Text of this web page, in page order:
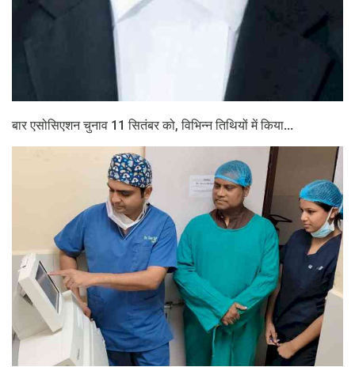
बार एसोसिएशन चुनाव 11 सितंबर को, विभिन्न तिथियों में किया...